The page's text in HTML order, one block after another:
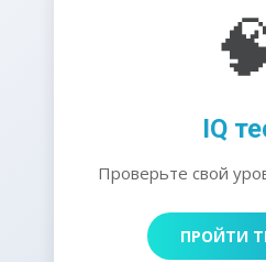
IQ
Проверьте свой
ПРОЙТИ